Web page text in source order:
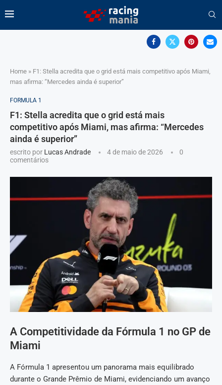
Home » F1: Stella acredita que o grid está mais competitivo após Miami,
mas afirma: “Mercedes ainda é superior”
FORMULA 1
F1: Stella acredita que o grid está mais
competitivo após Miami, mas afirma: “Mercedes
ainda é superior”
escrito por Lucas Andrade 4 de maio de 2026
0
comentários
A Competitividade da Fórmula 1 no GP de
Miami
A Fórmula 1 apresentou um panorama mais equilibrado
durante o Grande Prêmio de Miami, evidenciando um avanço